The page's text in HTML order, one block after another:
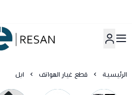
شركة ريسان
الرئيسية قطع غيار الهواتف ابل